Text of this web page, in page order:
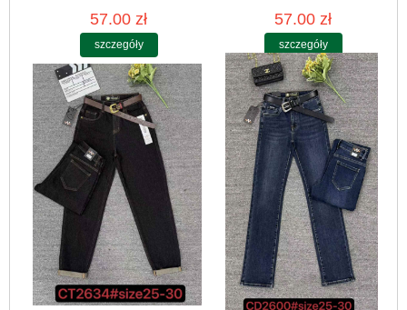
57.00 zł
szczegóły
57.00 zł
szczegóły